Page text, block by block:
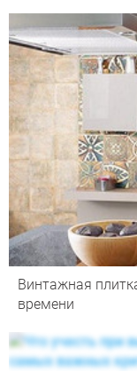
Винтажная
времени